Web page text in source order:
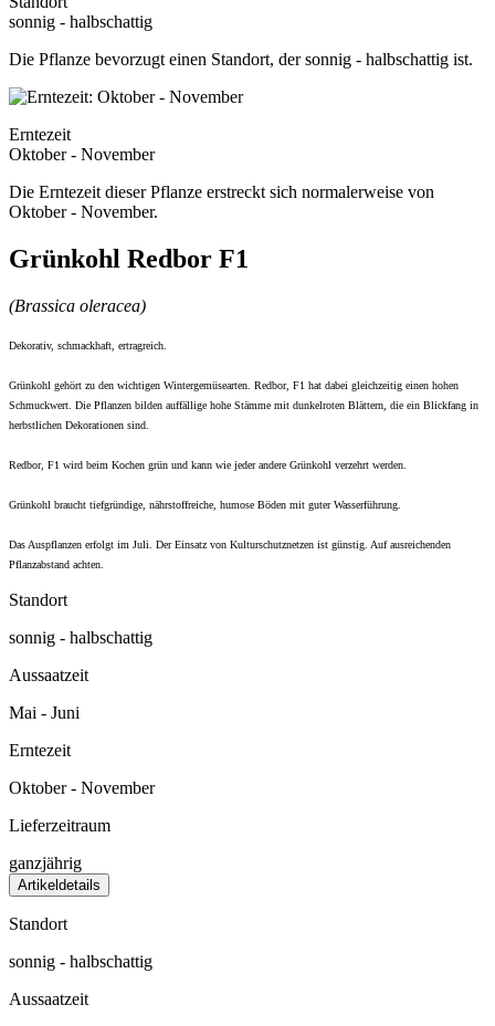
sonnig - halbschattig
Die Pflanze bevorzugt einen Standort, der sonnig - halbschattig ist.
Erntezeit
Oktober - November
Die Erntezeit dieser Pflanze erstreckt sich normalerweise von
Oktober - November.
Grünkohl Redbor F1
(Brassica oleracea)
Dekorativ, schmackhaft, ertragreich.
Grünkohl gehört zu den wichtigen Wintergemüsearten. Redbor, F1 hat dabei gleichzeitig einen hohen
Schmuckwert. Die Pflanzen bilden auffällige hohe Stämme mit dunkelroten Blättern, die ein Blickfang in
herbstlichen Dekorationen sind.
Redbor, F1 wird beim Kochen grün und kann wie jeder andere Grünkohl verzehrt werden.
Grünkohl braucht tiefgründige, nährstoffreiche, humose Böden mit guter Wasserführung.
Das Auspflanzen erfolgt im Juli. Der Einsatz von Kulturschutznetzen ist günstig. Auf ausreichenden
Pflanzabstand achten.
Standort
sonnig - halbschattig
Aussaatzeit
Mai - Juni
Erntezeit
Oktober - November
Lieferzeitraum
ganzjährig
Artikeldetails
Standort
sonnig - halbschattig
Aussaatzeit